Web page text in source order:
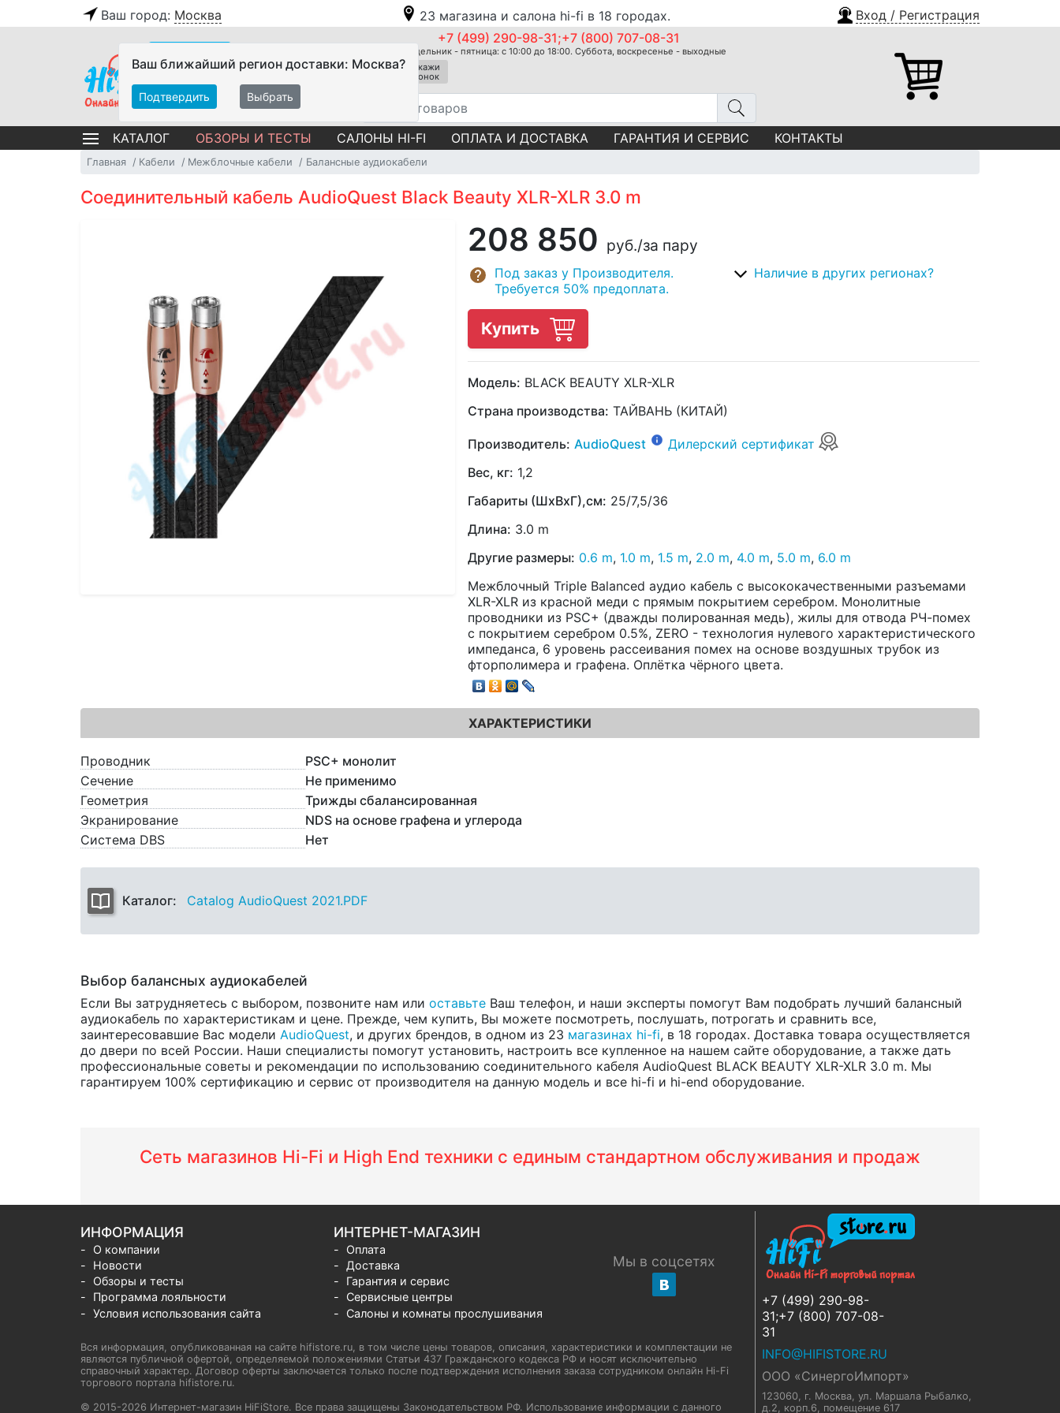
Ваш город: Москва 23 магазина и салона hi-fi в 18 городах. Вход / Регистрация
Ваш ближайший регион доставки: Москва?
Подтвердить Выбрать
+7 (499) 290-98-31;+7 (800) 707-08-31
Понедельник - пятница: с 10:00 до 18:00. Суббота, воскресенье - выходные
Закажи
звонок
КАТАЛОГ ОБЗОРЫ И ТЕСТЫ САЛОНЫ HI-FI ОПЛАТА И ДОСТАВКА ГАРАНТИЯ И СЕРВИС КОНТАКТЫ
Главная Кабели Межблочные кабели Балансные аудиокабели
Соединительный кабель AudioQuest Black Beauty XLR-XLR 3.0 m
208 850 руб./за пару
Под заказ у Производителя.
Требуется 50% предоплата.
Наличие в других регионах?
Купить
Модель: BLACK BEAUTY XLR-XLR
Страна производства: ТАЙВАНЬ (КИТАЙ)
Производитель: AudioQuest
Дилерский сертификат
Вес, кг: 1,2
Габариты (ШхВхГ),см: 25/7,5/36
Длина: 3.0 m
Другие размеры: 0.6 m, 1.0 m, 1.5 m, 2.0 m, 4.0 m, 5.0 m, 6.0 m
Межблочный Triple Balanced аудио кабель с высококачественными разъемами
XLR-XLR из красной меди с прямым покрытием серебром. Монолитные
проводники из PSC+ (дважды полированная медь), жилы для отвода РЧ-помех
с покрытием серебром 0.5%, ZERO - технология нулевого характеристического
импеданса, 6 уровень рассеивания помех на основе воздушных трубок из
фторполимера и графена. Оплётка чёрного цвета.
ХАРАКТЕРИСТИКИ
Проводник
PSC+ монолит
Сечение
Не применимо
Геометрия
Трижды сбалансированная
Экранирование
NDS на основе графена и углерода
Система DBS
Нет
Каталог: Catalog AudioQuest 2021.PDF
Выбор балансных аудиокабелей
Если Вы затрудняетесь с выбором, позвоните нам или оставьте Ваш телефон, и наши эксперты помогут Вам подобрать лучший балансный
аудиокабель по характеристикам и цене. Прежде, чем купить, Вы можете посмотреть, послушать, потрогать и сравнить все,
заинтересовавшие Вас модели AudioQuest, и других брендов, в одном из 23 магазинах hi-fi, в 18 городах. Доставка товара осуществляется
до двери по всей России. Наши специалисты помогут установить, настроить все купленное на нашем сайте оборудование, а также дать
профессиональные советы и рекомендации по использованию соединительного кабеля AudioQuest BLACK BEAUTY XLR-XLR 3.0 m. Мы
гарантируем 100% сертификацию и сервис от производителя на данную модель и все hi-fi и hi-end оборудование.
Сеть магазинов Hi-Fi и High End техники с единым стандартном обслуживания и продаж
+7 (499) 290-98-
31;+7 (800) 707-08-
31
INFO@HIFISTORE.RU
ООО «СинергоИмпорт»
123060, г. Москва ул. Маршала Рыбалко,
д.2, корп.6, помещение 617
ИНФОРМАЦИЯ
О компании
Новости
Обзоры и тесты
Программа лояльности
Условия использования сайта
ИНТЕРНЕТ-МАГАЗИН
Оплата
Доставка
Гарантия и сервис
Сервисные центры
Салоны и комнаты прослушивания
Мы в соцсетях
Вся информация, опубликованная на сайте hifistore.ru, в том числе цены товаров, описания, характеристики и комплектации не
являются публичной офертой, определяемой положениями Статьи 437 Гражданского кодекса РФ и носят исключительно
справочный характер. Договор оферты заключается только после подтверждения исполнения заказа сотрудником онлайн Hi-Fi
торгового портала hifistore.ru.
© 2015-2026 Интернет-магазин HiFiStore. Все права защищены Законодательством РФ. Использование информации с данного